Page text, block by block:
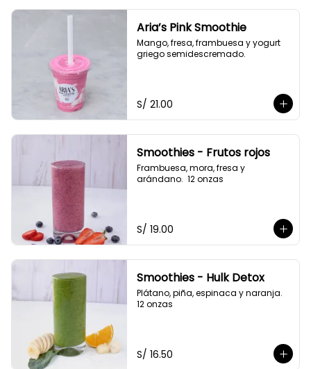
Aria’s Pink Smoothie
Mango, fresa, frambuesa y yogurt
griego semidescremado.
S/ 21.00
Smoothies - Frutos rojos
Frambuesa, mora, fresa y
arándano.  12 onzas
S/ 19.00
Smoothies - Hulk Detox
Plátano, piña, espinaca y naranja.
12 onzas
S/ 16.50